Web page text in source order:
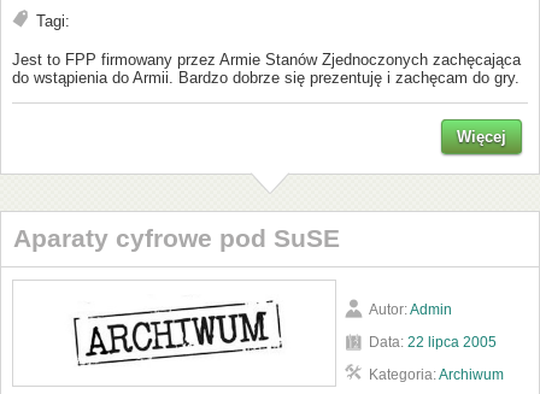
Tagi:
Jest to FPP firmowany przez Armie Stanów Zjednoczonych zachęcająca
do wstąpienia do Armii. Bardzo dobrze się prezentuję i zachęcam do gry.
Więcej
Aparaty cyfrowe pod SuSE
Autor:Admin
Data:22 lipca 2005
Kategoria:Archiwum